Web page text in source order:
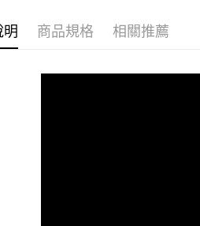
明 商品規格 相關推薦